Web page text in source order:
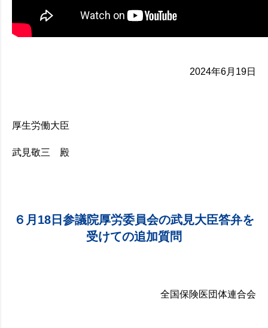
2024年6月19日
厚生労働大臣
武見敬三 殿
６月18日参議院厚労委員会の武見大臣答弁を
受けての追加質問
全国保険医団体連合会